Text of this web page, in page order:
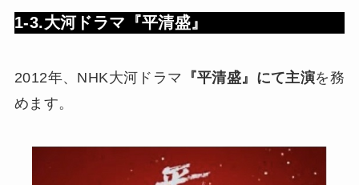
1-3.大河ドラマ『平清盛』
2012年、NHK大河ドラマ 『平清盛』にて主演を務
めます。